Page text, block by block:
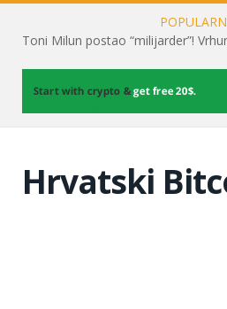
Hrvatski